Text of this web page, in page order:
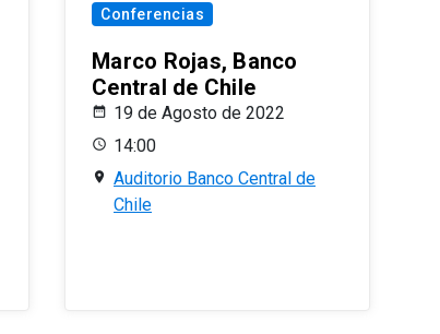
Conferencias
Marco Rojas, Banco
Central de Chile
19 de Agosto de 2022
14:00
Auditorio Banco Central de
Chile